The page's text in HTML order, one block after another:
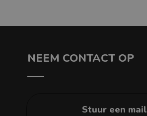
NEEM CONTACT OP
Stuur een mail